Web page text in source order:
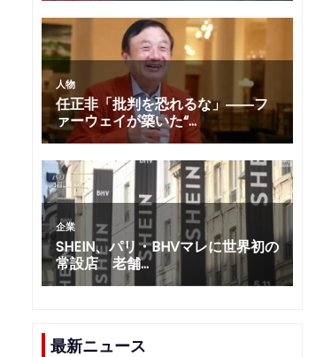
最新ニュース